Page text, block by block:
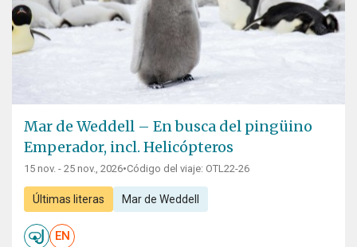
Mar de Weddell – En busca del pingüino
Emperador, incl. Helicópteros
15 nov. - 25 nov., 2026•Código del viaje: OTL22-26
Últimas literas Mar de Weddell
EN